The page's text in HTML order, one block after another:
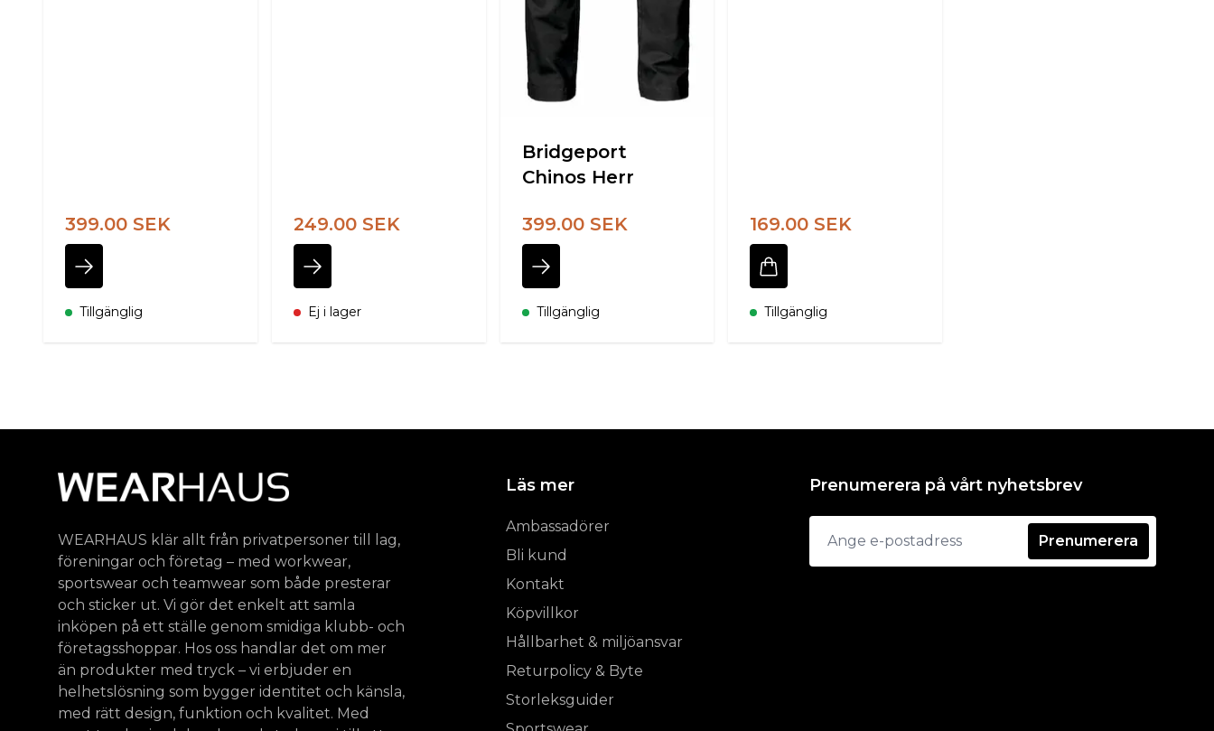
399.00 SEK
Tillgänglig
249.00 SEK
Ej i lager
Bridgeport
Chinos Herr
399.00 SEK
Tillgänglig
169.00 SEK
Tillgänglig
WEARHAUS klär allt från privatpersoner till lag,
föreningar och företag – med workwear,
sportswear och teamwear som både presterar
och sticker ut. Vi gör det enkelt att samla
inköpen på ett ställe genom smidiga klubb- och
företagsshoppar. Hos oss handlar det om mer
än produkter med tryck – vi erbjuder en
helhetslösning som bygger identitet och känsla,
med rätt design, funktion och kvalitet. Med
Läs mer
Ambassadörer
Bli kund
Kontakt
Köpvillkor
Hållbarhet & miljöansvar
Returpolicy & Byte
Storleksguider
Prenumerera på vårt nyhetsbrev
Prenumerera